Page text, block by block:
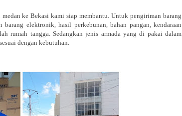
ke Bekasi kami siap membantu. Untuk pengiriman barang
elektronik, hasil perkebunan, bahan pangan, kendaraan
rumah tangga. Sedangkan jenis armada yang di pakai dalam
dengan kebutuhan.